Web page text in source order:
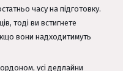
часу на підготовку.
тоді ви встигнете
вони надходитимуть
усі дедлайни